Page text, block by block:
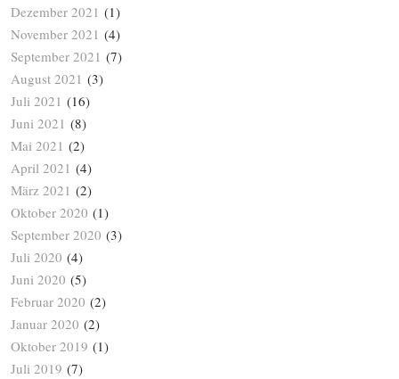
Dezember 2021 (1)
November 2021 (4)
September 2021 (7)
August 2021 (3)
Juli 2021 (16)
Juni 2021 (8)
Mai 2021 (2)
April 2021 (4)
März 2021 (2)
Oktober 2020 (1)
September 2020 (3)
Juli 2020 (4)
Juni 2020 (5)
Februar 2020 (2)
Januar 2020 (2)
Oktober 2019 (1)
Juli 2019 (7)